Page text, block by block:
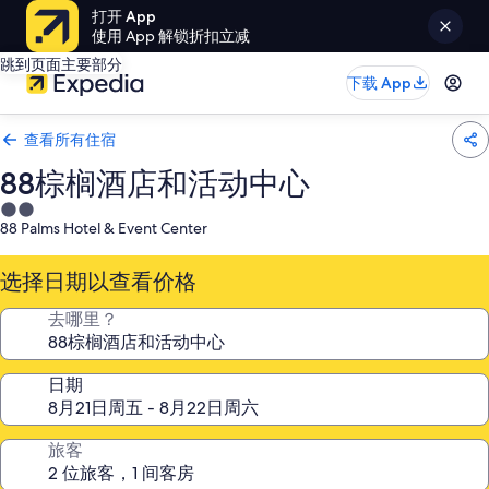
打开 App
使用 App 解锁折扣立减
跳到页面主要部分
下载 App
查看所有住宿
88棕榈酒店和活动中心
2.0
星
住
宿
88 Palms Hotel & Event Center
选择日期以查看价格
去哪里？
日期
旅客